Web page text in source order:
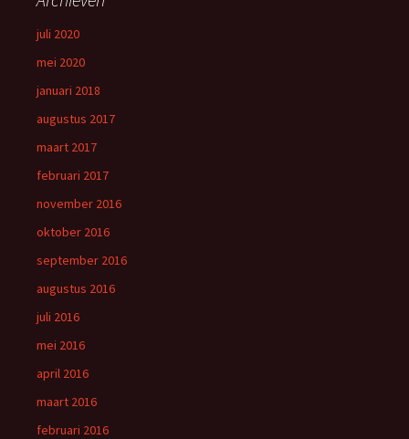
juli 2020
mei 2020
januari 2018
augustus 2017
maart 2017
februari 2017
november 2016
oktober 2016
september 2016
augustus 2016
juli 2016
mei 2016
april 2016
maart 2016
februari 2016